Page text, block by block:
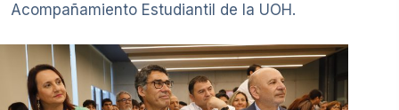
Acompañamiento Estudiantil de la UOH.